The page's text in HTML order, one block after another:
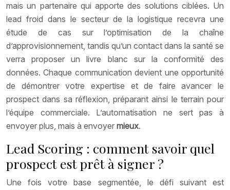
mais un partenaire qui apporte des solutions ciblées. Un
lead froid dans le secteur de la logistique recevra une
étude de cas sur l’optimisation de la chaîne
d’approvisionnement, tandis qu’un contact dans la santé se
verra proposer un livre blanc sur la conformité des
données. Chaque communication devient une opportunité
de démontrer votre expertise et de faire avancer le
prospect dans sa réflexion, préparant ainsi le terrain pour
l’équipe commerciale. L’automatisation ne sert pas à
envoyer plus, mais à envoyer mieux.
Lead Scoring : comment savoir quel
prospect est prêt à signer ?
Une fois votre base segmentée, le défi suivant est